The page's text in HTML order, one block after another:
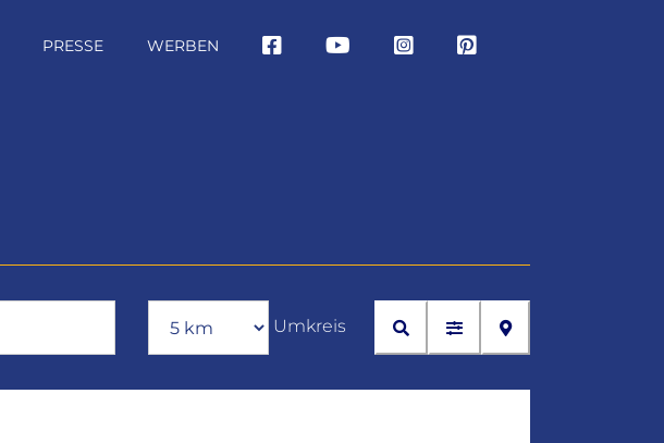
PRESSE WERBEN
Umkreis